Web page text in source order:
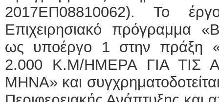
2017ΕΠ08810062). Το
Επιχειρησιακό πρόγραμμα
ως υποέργο 1 στην
2.000 Κ.Μ/ΗΜΕΡΑ ΓΙΑ ΤΙΣ
ΜΗΝΑ» και